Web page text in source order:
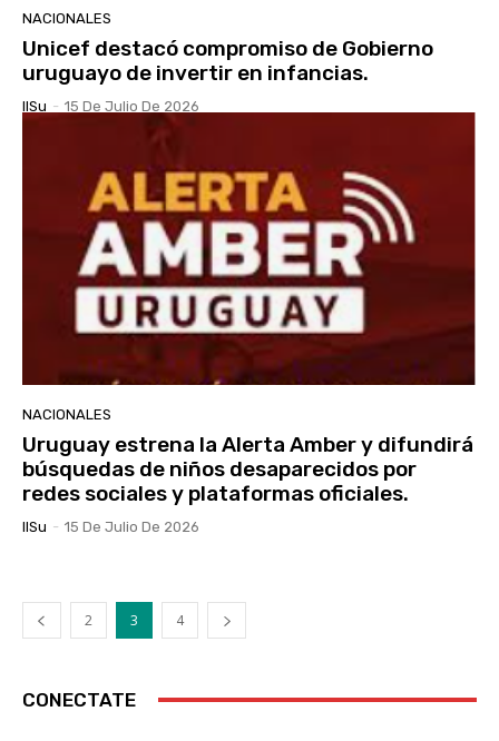
NACIONALES
Unicef destacó compromiso de Gobierno
uruguayo de invertir en infancias.
IlSu - 15 De Julio De 2026
NACIONALES
Uruguay estrena la Alerta Amber y difundirá
búsquedas de niños desaparecidos por
redes sociales y plataformas oficiales.
IlSu - 15 De Julio De 2026
2 3 4
CONECTATE